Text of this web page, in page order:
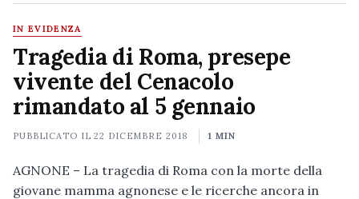
IN EVIDENZA
Tragedia di Roma, presepe
vivente del Cenacolo
rimandato al 5 gennaio
PUBBLICATO IL22 DICEMBRE 2018 1 MIN
AGNONE – La tragedia di Roma con la morte della
giovane mamma agnonese e le ricerche ancora in